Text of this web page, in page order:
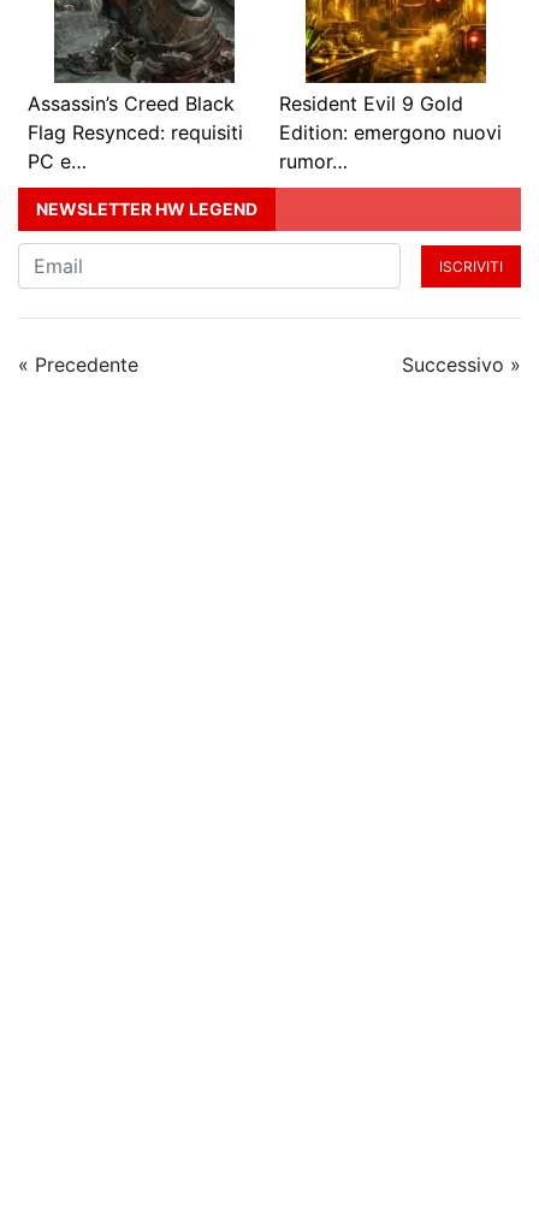
Assassin’s Creed Black
Flag Resynced: requisiti
PC e…
Resident Evil 9 Gold
Edition: emergono nuovi
rumor…
NEWSLETTER HW LEGEND
ISCRIVITI
« Precedente Successivo »